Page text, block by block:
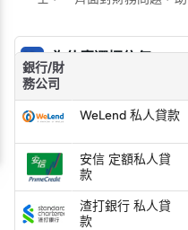
為什麼選擇信任
銀行/財
務公司
WeLend 私人貸款
安信 定額私人貸
款
渣打銀行 私人貸
款